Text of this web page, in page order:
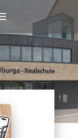
NAVIGATION
UMSCHALTEN